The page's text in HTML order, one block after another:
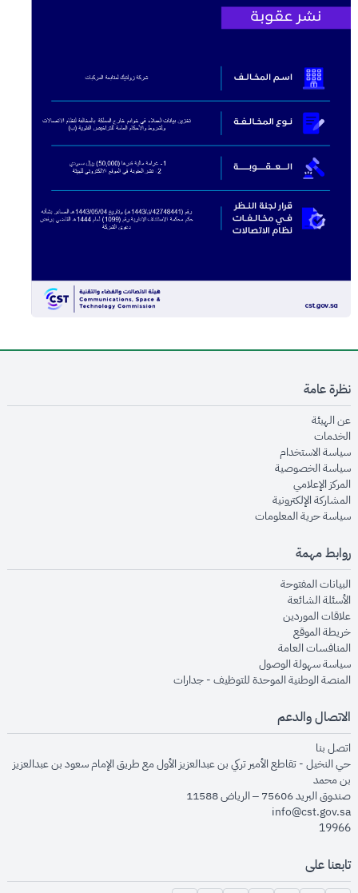
نظرة عامة
عن الهيئةopens in new window
الخدماتopens in new window
سياسة الاستخدام
سياسة الخصوصيةopens in new window
المركز الإعلاميopens in new window
المشاركة الإلكترونيةopens in new window
سياسة حرية المعلوماتopens in new window
روابط مهمة
البيانات المفتوحةopens in new window
الأسئلة الشائعةopens in new window
علاقات الموردينopens in new window
خريطة الموقعopens in new window
المنافسات العامةopens in new window
سياسة سهولة الوصولopens in new window
المنصة الوطنية الموحدة للتوظيف - جداراتopens in new window
الاتصال والدعم
اتصل بنا
حي النخيل - تقاطع الأمير تركي بن عبدالعزيز الأول مع طريق الإمام سعود بن عبدالعزيز
بن محمد
صندوق البريد 75606 – الرياض 11588
info@cst.gov.sa
19966
تابعنا على